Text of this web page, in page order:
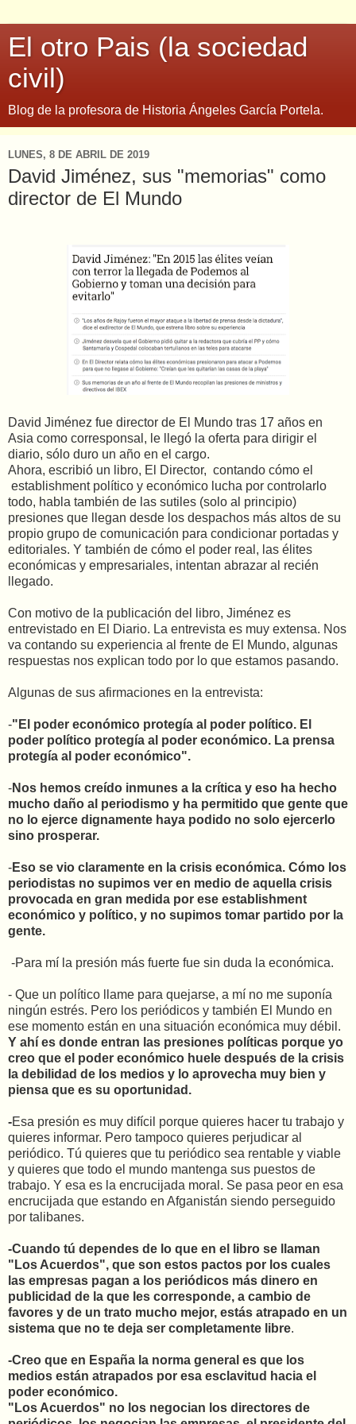
El otro Pais (la sociedad
civil)
Blog de la profesora de Historia Ángeles García Portela.
LUNES, 8 DE ABRIL DE 2019
David Jiménez, sus "memorias" como
director de El Mundo
David Jiménez fue director de El Mundo tras 17 años en
Asia como corresponsal, le llegó la oferta para dirigir el
diario, sólo duro un año en el cargo.
Ahora, escribió un libro, El Director, contando cómo el
establishment político y económico lucha por controlarlo
todo, habla también de las sutiles (solo al principio)
presiones que llegan desde los despachos más altos de su
propio grupo de comunicación para condicionar portadas y
editoriales. Y también de cómo el poder real, las élites
económicas y empresariales, intentan abrazar al recién
llegado.
Con motivo de la publicación del libro, Jiménez es
entrevistado en El Diario. La entrevista es muy extensa. Nos
va contando su experiencia al frente de El Mundo, algunas
respuestas nos explican todo por lo que estamos pasando.
Algunas de sus afirmaciones en la entrevista:
-"El poder económico protegía al poder político. El
poder político protegía al poder económico. La prensa
protegía al poder económico".
-Nos hemos creído inmunes a la crítica y eso ha hecho
mucho daño al periodismo y ha permitido que gente que
no lo ejerce dignamente haya podido no solo ejercerlo
sino prosperar.
-Eso se vio claramente en la crisis económica. Cómo los
periodistas no supimos ver en medio de aquella crisis
provocada en gran medida por ese establishment
económico y político, y no supimos tomar partido por la
gente.
-Para mí la presión más fuerte fue sin duda la económica.
- Que un político llame para quejarse, a mí no me suponía
ningún estrés. Pero los periódicos y también El Mundo en
ese momento están en una situación económica muy débil.
Y ahí es donde entran las presiones políticas porque yo
creo que el poder económico huele después de la crisis
la debilidad de los medios y lo aprovecha muy bien y
piensa que es su oportunidad.
-Esa presión es muy difícil porque quieres hacer tu trabajo y
quieres informar. Pero tampoco quieres perjudicar al
periódico. Tú quieres que tu periódico sea rentable y viable
y quieres que todo el mundo mantenga sus puestos de
trabajo. Y esa es la encrucijada moral. Se pasa peor en esa
encrucijada que estando en Afganistán siendo perseguido
por talibanes.
-Cuando tú dependes de lo que en el libro se llaman
"Los Acuerdos", que son estos pactos por los cuales
las empresas pagan a los periódicos más dinero en
publicidad de la que les corresponde, a cambio de
favores y de un trato mucho mejor, estás atrapado en un
sistema que no te deja ser completamente libre.
-Creo que en España la norma general es que los
medios están atrapados por esa esclavitud hacia el
poder económico.
"Los Acuerdos" no los negocian los directores de